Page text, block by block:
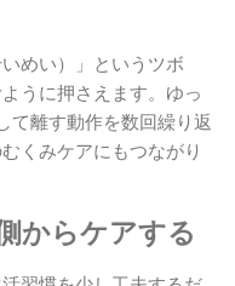
めい）」というツボ
うに押さえます。ゆっ
て離す動作を数回繰り返
くみケアにもつながり
からケアする